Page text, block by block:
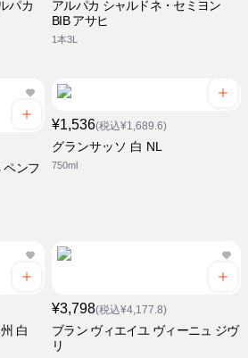
パカ
アルパカ シャルドネ・セミヨン
BIB アサヒ
1本3L
ペンフ
¥1,536(税込¥1,689.6)
グランサッソ 白 NL
750ml
白
¥3,798(税込¥4,177.8)
ブラン ヴィエイユ ヴィーニュ ジヴ
リ